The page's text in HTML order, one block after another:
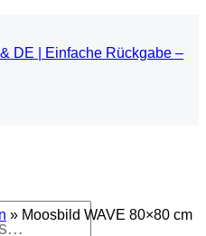
DE | Einfache Rückgabe –
» Moosbild WAVE 80×80 cm